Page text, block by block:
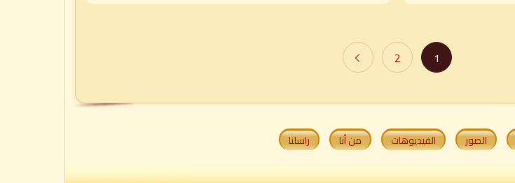
1
2
الصور الفيديوهات من أنا راسلنا